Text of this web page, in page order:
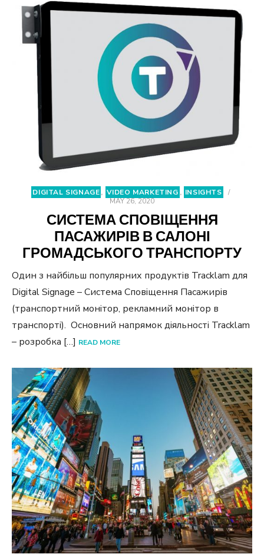
DIGITAL SIGNAGE, VIDEO MARKETING , INSIGHTS
/
MAY 26, 2020
СИСТЕМА СПОВІЩЕННЯ
ПАСАЖИРІВ В САЛОНІ
ГРОМАДСЬКОГО ТРАНСПОРТУ
Один з найбільш популярних продуктів Tracklam для
Digital Signage – Система Сповіщення Пасажирів
(транспортний монітор, рекламний монітор в
транспорті). Основний напрямок діяльності Tracklam
– розробка […] READ MORE